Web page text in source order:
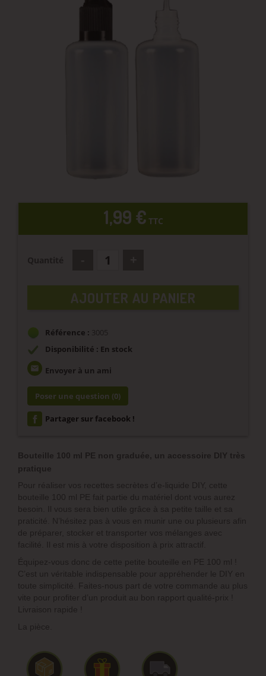
1,99 € TTC
AJOUTER AU PANIER
Référence :
3005
Disponibilité : En stock
email Envoyer à un ami
Poser une question (0)
Partager sur facebook !
Bouteille 100 ml PE non graduée, un accessoire DIY très
pratique
Pour réaliser vos recettes secrètes d’e-liquide DIY, cette
bouteille 100 ml PE fait partie du matériel dont vous aurez
besoin. Il vous sera bien utile grâce à sa petite taille et sa
praticité. N’hésitez pas à vous en munir une ou plusieurs afin
de préparer, stocker et transporter vos mélanges avec
facilité. Il est mis à votre disposition à prix attractif.
Équipez-vous donc de cette petite bouteille en PE 100 ml !
C’est un véritable indispensable pour appréhender le DIY en
toute simplicité. Faites-nous part de votre commande au plus
vite pour profiter d’un produit au bon rapport qualité-prix !
Livraison rapide !
La pièce.